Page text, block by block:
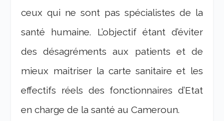
ceux qui ne sont pas spécialistes de la
santé humaine. L’objectif étant d’éviter
des désagréments aux patients et de
mieux maitriser la carte sanitaire et les
effectifs réels des fonctionnaires d’Etat
en charge de la santé au Cameroun.